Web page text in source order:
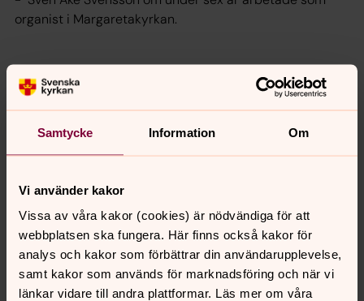
Samtycke Information Om
Vi använder kakor
Vissa av våra kakor (cookies) är nödvändiga för att
webbplatsen ska fungera. Här finns också kakor för
analys och kakor som förbättrar din användarupplevelse,
samt kakor som används för marknadsföring och när vi
länkar vidare till andra plattformar. Läs mer om våra
organist i Margaretakyrkan.
Vill du köpa boken och stötta det diakonala
arbetet?
Boken säljs till förmån för diakonalt arbete. Alla intäkter
går oavkortat till kyrkligt diakonalt arbete och Kirkens
bymisjon i Oslo.